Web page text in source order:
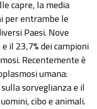
capre, la media
per entrambe le
Paesi. Nove
il 23,7% dei campioni
Recentemente è
umana:
sorveglianza e il
cibo e animali.